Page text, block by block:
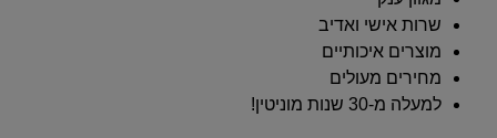
שרות אישי ואדיב
מוצרים איכותיים
מחירים מעולים
למעלה מ-30 שנות מוניטין!